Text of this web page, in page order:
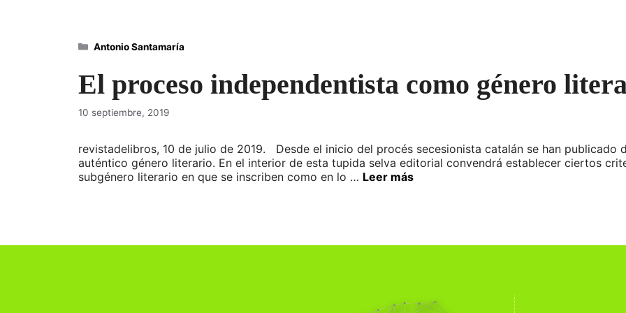
El proceso independentista como género
10 septiembre, 2019
revistadelibros, 10 de julio de 2019. Desde el inicio del procés secesionista catalán se han publicado
auténtico género literario. En el interior de esta tupida selva editorial convendrá establecer ciertos
subgénero literario en que se inscriben como en lo … Leer más
Categorías
Antonio Santamaría